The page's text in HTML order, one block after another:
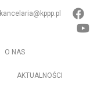
kancelaria@kppp.pl
O NAS
AKTUALNOŚCI